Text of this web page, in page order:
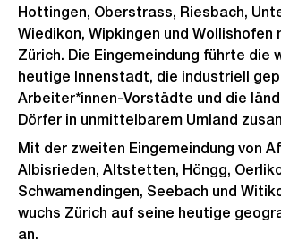
Hottingen, Oberstrass, Riesbach,
Wiedikon, Wipkingen und
Zürich. Die Eingemeindung führte die
heutige Innenstadt, die industriell
Arbeiter*innen-Vorstädte und die
Dörfer in unmittelbarem Umland
Mit der zweiten Eingemeindung von
Albisrieden, Altstetten, Höngg,
Schwamendingen, Seebach und
wuchs Zürich auf seine heutige
an.